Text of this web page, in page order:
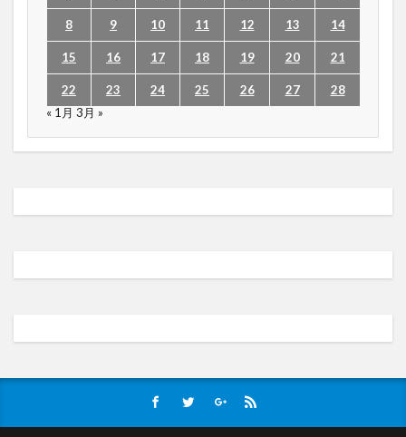
8 9 10 11 12 13 14
15 16 17 18 19 20 21
22 23 24 25 26 27
28
« 1月 3月 »